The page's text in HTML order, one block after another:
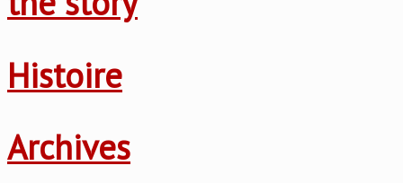
Histoire
Archives